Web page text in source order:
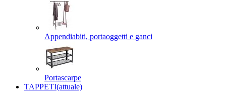
Appendiabiti, portaoggetti e ganci
Portascarpe
TAPPETI(attuale)